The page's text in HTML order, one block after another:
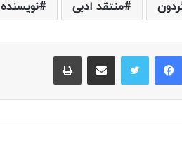
منتقد ادبی نویسنده
فیس بوک توییتر اشتراک گذاری از طریق ایمیل چاپ